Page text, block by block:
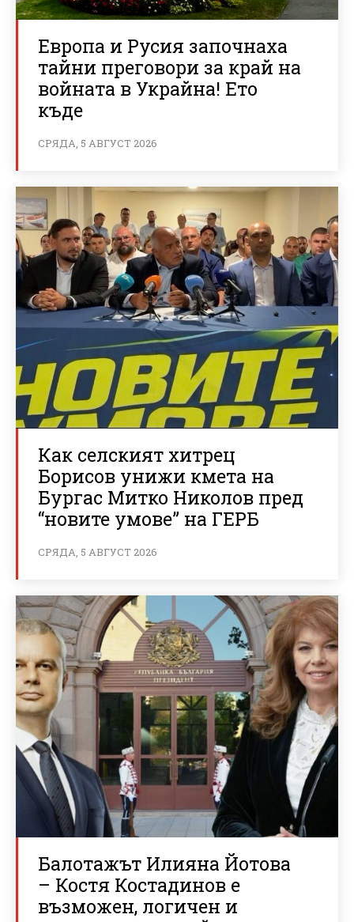
Европа и Русия започнаха
тайни преговори за край на
войната в Украйна! Ето
къде
СРЯДА, 5 АВГУСТ 2026
Как селският хитрец
Борисов унижи кмета на
Бургас Митко Николов пред
“новите умове” на ГЕРБ
СРЯДА, 5 АВГУСТ 2026
Балотажът Илияна Йотова
– Костя Костадинов е
възможен, логичен и